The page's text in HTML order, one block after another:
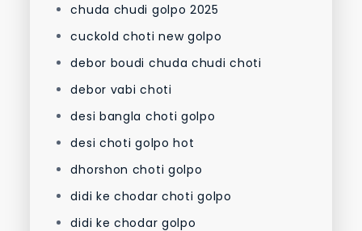
chuda chudi golpo 2025
cuckold choti new golpo
debor boudi chuda chudi choti
debor vabi choti
desi bangla choti golpo
desi choti golpo hot
dhorshon choti golpo
didi ke chodar choti golpo
didi ke chodar golpo